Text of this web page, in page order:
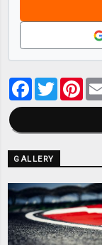
Facebook
Twitter
GALLERY